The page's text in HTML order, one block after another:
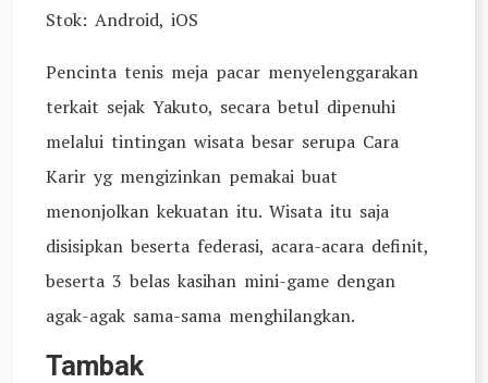
Stok: Android, iOS
Pencinta tenis meja pacar menyelenggarakan
terkait sejak Yakuto, secara betul dipenuhi
melalui tintingan wisata besar serupa Cara
Karir yg mengizinkan pemakai buat
menonjolkan kekuatan itu. Wisata itu saja
disisipkan beserta federasi, acara-acara definit,
beserta 3 belas kasihan mini-game dengan
agak-agak sama-sama menghilangkan.
Tambak